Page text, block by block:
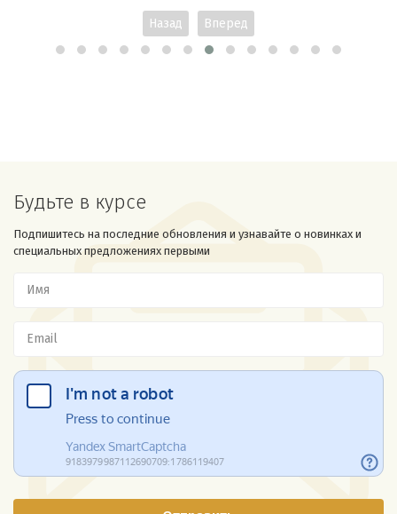
Назад Вперед
Будьте в курсе
Подпишитесь на последние обновления и узнавайте о новинках и
специальных предложениях первыми